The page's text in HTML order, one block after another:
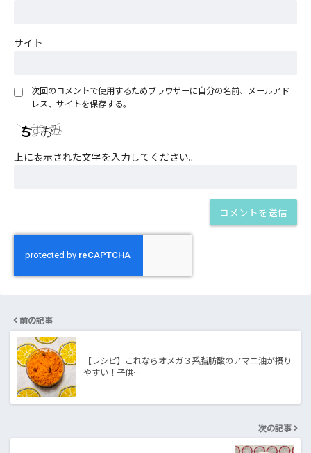
サイト
次回のコメントで使用するためブラウザーに自分の名前、メールアド
レス、サイトを保存する。
上に表示された文字を入力してください。
前の記事
【レシピ】これならオメガ３系脂肪酸のアマニ油が摂り
やすい！子供…
次の記事